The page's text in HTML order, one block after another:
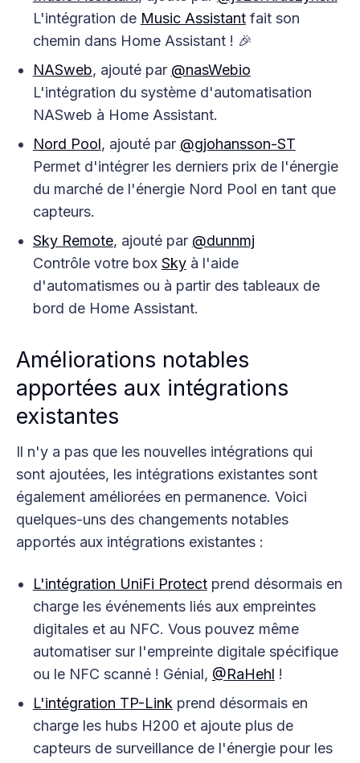
L'intégration de Music Assistantfait son
chemin dans Home Assistant ! 🎉
NASweb, ajouté par @nasWebio
L'intégration du système d'automatisation
NASweb à Home Assistant.
Nord Pool, ajouté par @gjohansson-ST
Permet d'intégrer les derniers prix de l'énergie
du marché de l'énergie Nord Pool en tant que
capteurs.
Sky Remote, ajouté par @dunnmj
Contrôle votre box Skyà l'aide
d'automatismes ou à partir des tableaux de
bord de Home Assistant.
Améliorations notables
apportées aux intégrations
existantes
Il n'y a pas que les nouvelles intégrations qui
sont ajoutées, les intégrations existantes sont
également améliorées en permanence. Voici
quelques-uns des changements notables
apportés aux intégrations existantes :
L'intégration UniFi Protectprend désormais en
charge les événements liés aux empreintes
digitales et au NFC. Vous pouvez même
automatiser sur l'empreinte digitale spécifique
ou le NFC scanné ! Génial, @RaHehl !
L'intégration TP-Link prend désormais en
charge les hubs H200 et ajoute plus de
capteurs de surveillance de l'énergie pour les